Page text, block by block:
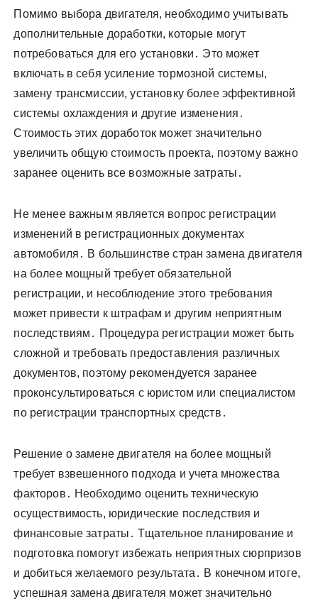
Помимо выбора двигателя, необходимо учитывать
дополнительные доработки, которые могут
потребоваться для его установки․ Это может
включать в себя усиление тормозной системы,
замену трансмиссии, установку более эффективной
системы охлаждения и другие изменения․
Стоимость этих доработок может значительно
увеличить общую стоимость проекта, поэтому важно
заранее оценить все возможные затраты․
Не менее важным является вопрос регистрации
изменений в регистрационных документах
автомобиля․ В большинстве стран замена двигателя
на более мощный требует обязательной
регистрации, и несоблюдение этого требования
может привести к штрафам и другим неприятным
последствиям․ Процедура регистрации может быть
сложной и требовать предоставления различных
документов, поэтому рекомендуется заранее
проконсультироваться с юристом или специалистом
по регистрации транспортных средств․
Решение о замене двигателя на более мощный
требует взвешенного подхода и учета множества
факторов․ Необходимо оценить техническую
осуществимость, юридические последствия и
финансовые затраты․ Тщательное планирование и
подготовка помогут избежать неприятных сюрпризов
и добиться желаемого результата․ В конечном итоге,
успешная замена двигателя может значительно